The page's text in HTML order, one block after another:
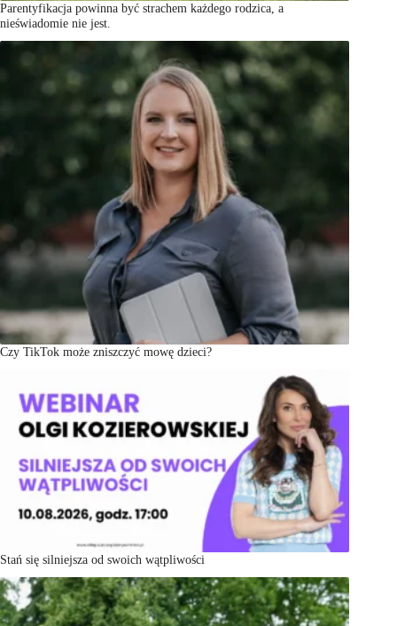
Parentyfikacja powinna być strachem każdego rodzica, a
nieświadomie nie jest.
Czy TikTok może zniszczyć mowę dzieci?
Stań się silniejsza od swoich wątpliwości